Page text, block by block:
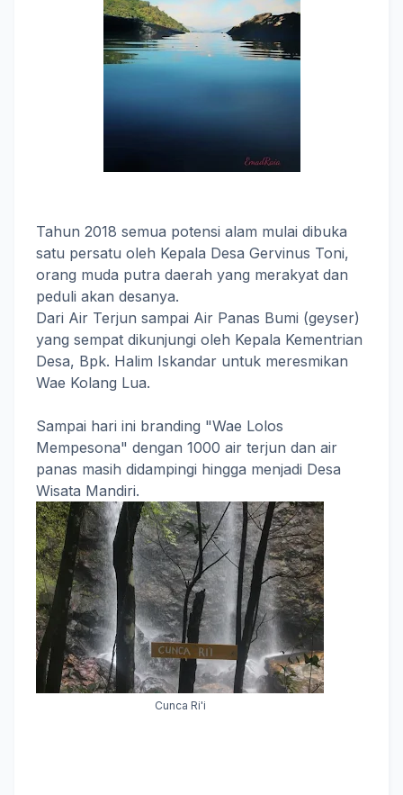
Tahun 2018 semua potensi alam mulai dibuka
satu persatu oleh Kepala Desa Gervinus Toni,
orang muda putra daerah yang merakyat dan
peduli akan desanya.
Dari Air Terjun sampai Air Panas Bumi (geyser)
yang sempat dikunjungi oleh Kepala Kementrian
Desa, Bpk. Halim Iskandar untuk meresmikan
Wae Kolang Lua.
Sampai hari ini branding "Wae Lolos
Mempesona" dengan 1000 air terjun dan air
panas masih didampingi hingga menjadi Desa
Wisata Mandiri.
Cunca Ri'i